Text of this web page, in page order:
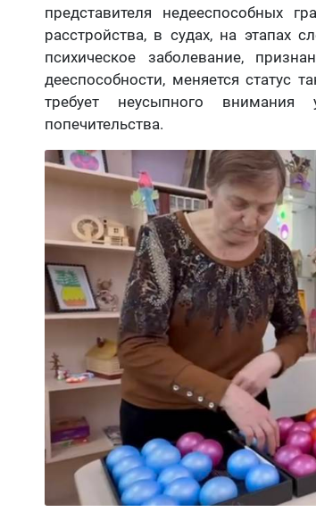
представителя недееспособных
расстройства, в судах, на этапах
психическое заболевание,
дееспособности, меняется статус
требует неусыпного
попечительства.